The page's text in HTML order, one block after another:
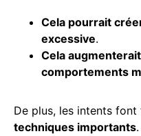
Cela pourrait
excessive.
Cela
comportements
De plus, les intents font
techniques importants